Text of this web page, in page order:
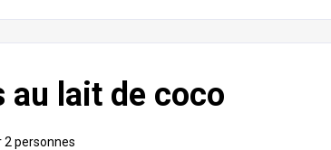
au lait de coco
2 personnes